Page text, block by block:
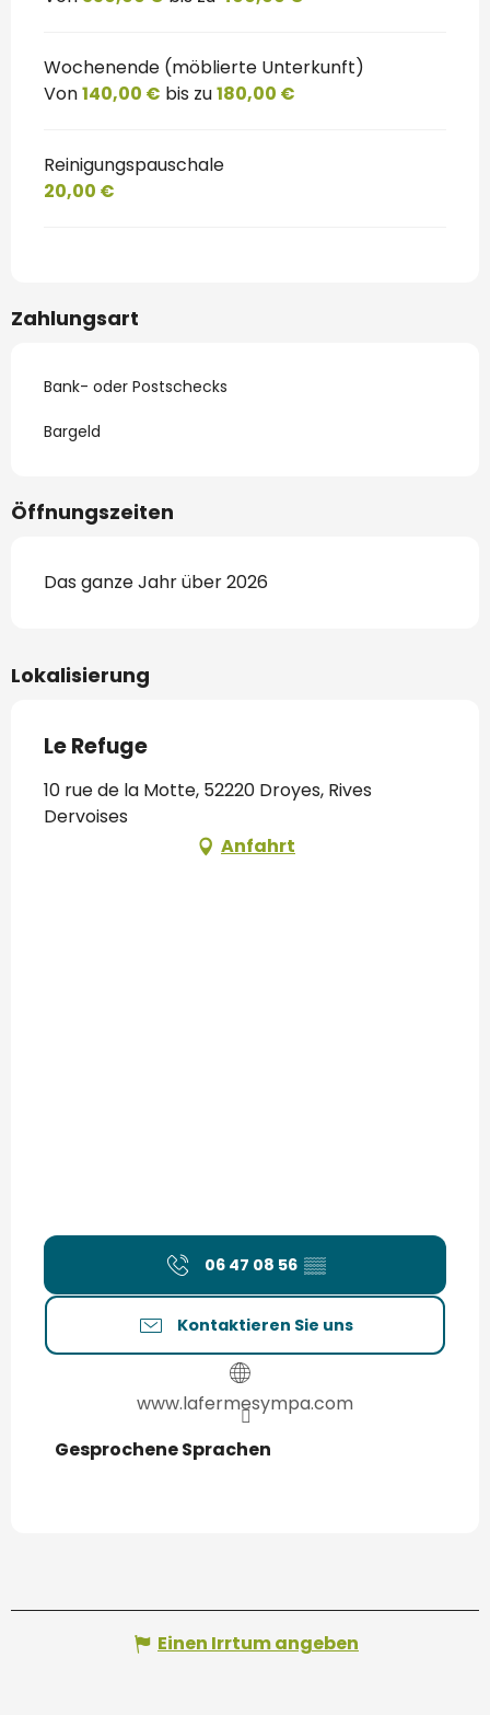
Wochenende (möblierte Unterkunft)
Von140,00 € bis zu180,00 €
Reinigungspauschale
20,00 €
Zahlungsart
Bank- oder Postschecks
Bargeld
Öffnungszeiten
Das ganze Jahr über 2026
Lokalisierung
Le Refuge
10 rue de la Motte, 52220 Droyes, Rives
Dervoises
Anfahrt
06 47 08 56 ▒▒
Kontaktieren Sie uns
www.lafermesympa.com
Gesprochene Sprachen
Gesprochene Sprachen
Einen Irrtum angeben